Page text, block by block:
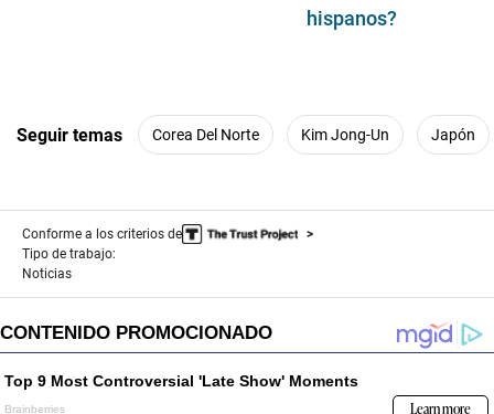
hispanos?
Seguir temas Corea Del Norte Kim Jong-Un Japón
Conforme a los criterios de
Tipo de trabajo:
Noticias